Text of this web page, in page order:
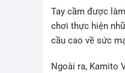
Tay cầm được
chơi thực hiện
cầu cao về sức
Ngoài ra, Kamito